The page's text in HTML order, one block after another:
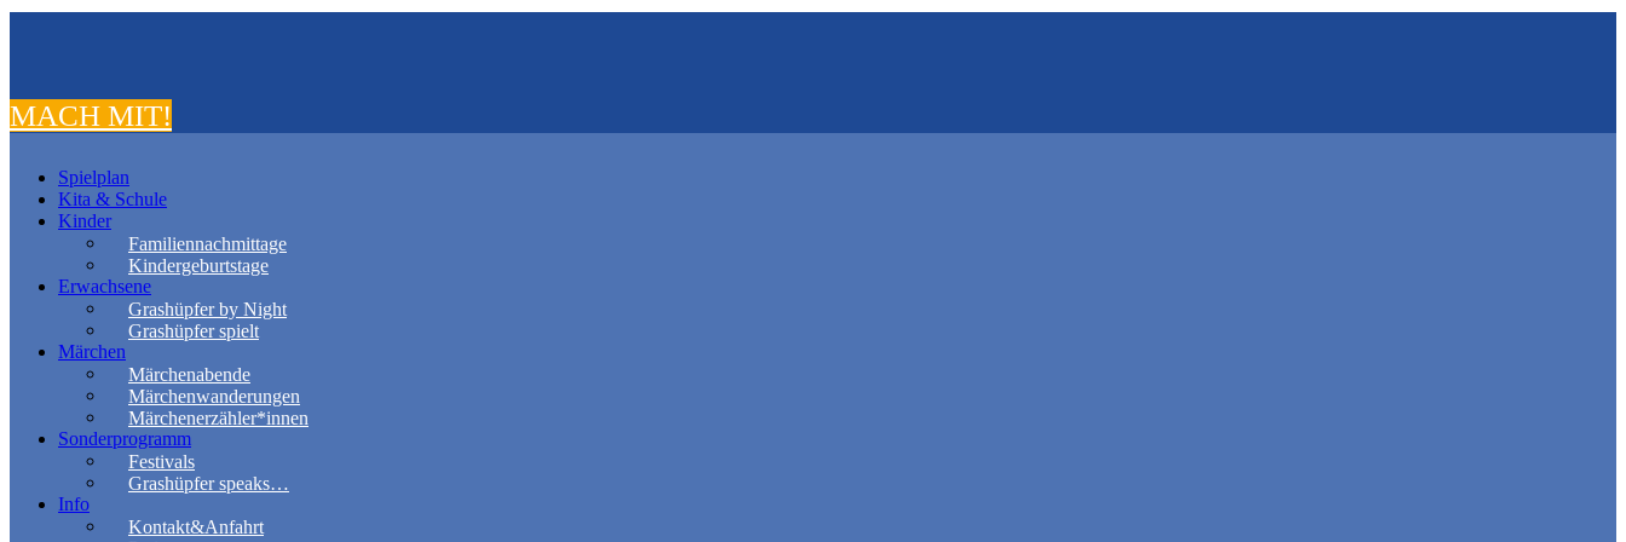
MACH MIT!
Spielplan
Kita & Schule
Kinder
Familiennachmittage
Kindergeburtstage
Erwachsene
Grashüpfer by Night
Grashüpfer spielt
Märchen
Märchenabende
Märchenwanderungen
Märchenerzähler*innen
Sonderprogramm
Festivals
Grashüpfer speaks…
Info
Kontakt&Anfahrt